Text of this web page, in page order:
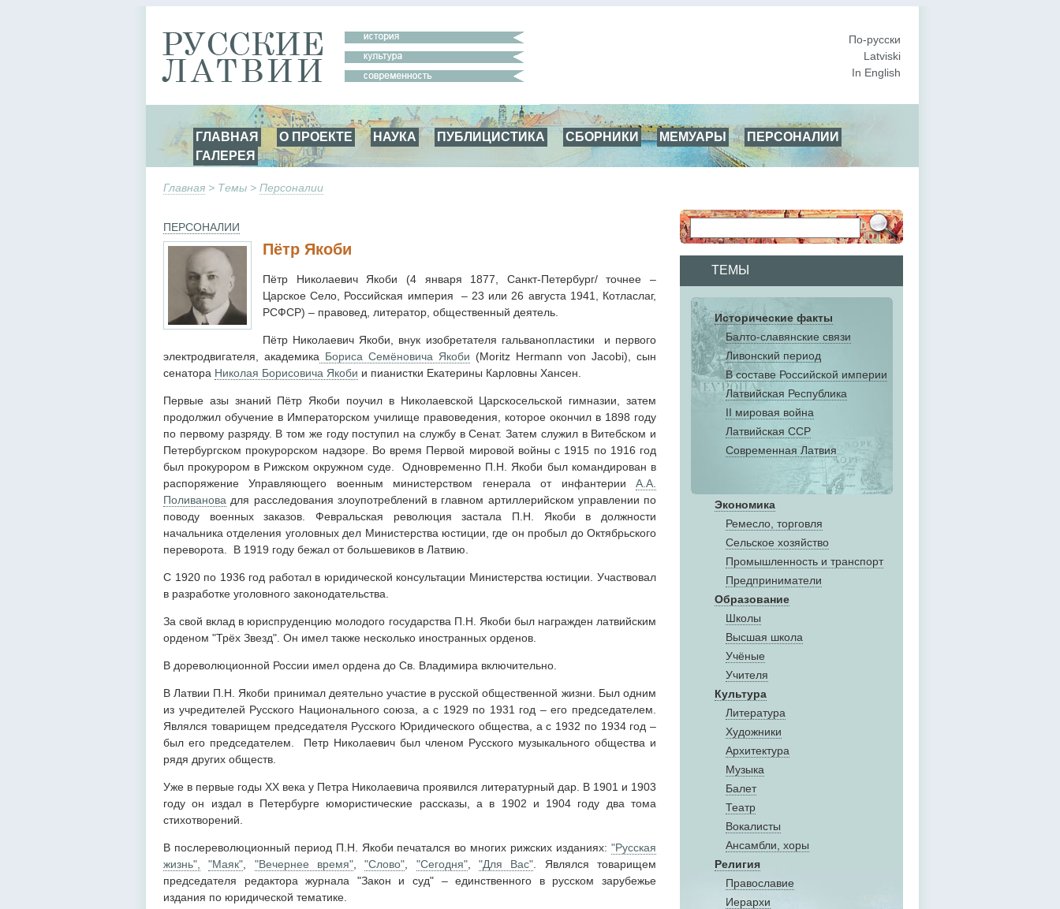
По-русски
Latviski
In English
ГЛАВНАЯ О ПРОЕКТЕ НАУКА ПУБЛИЦИСТИКА СБОРНИКИ МЕМУАРЫ
ПЕРСОНАЛИИ
ГАЛЕРЕЯ
Главная > Темы > Персоналии
ТЕМЫ
Исторические факты
Балто-славянские связи
Ливонский период
В составе Российской империи
Латвийская Республика
II мировая война
Латвийская ССР
Современная Латвия
Экономика
Ремесло, торговля
Сельское хозяйство
Промышленность и транспорт
Предприниматели
Образование
Школы
Высшая школа
Учёные
Учителя
Культура
Литература
Художники
Aрхитектура
Музыка
Балет
Театр
Вокалисты
Aнсамбли, хоры
Религия
Православие
Иерархи
ПЕРСОНАЛИИ
Пётр Якоби
Пётр Николаевич Якоби (4 января 1877, Санкт-Петербург/ точнее –
Царское Село, Российская империя – 23 или 26 августа 1941, Котласлаг,
РСФСР) – правовед, литератор, общественный деятель.
Пётр Николаевич Якоби, внук изобретателя гальванопластики и первого
электродвигателя, академика Бориса Семёновича Якоби (Moritz Hermann von Jacobi), сын
сенатора Николая Борисовича Якоби и пианистки Екатерины Карловны Хансен.
Первые азы знаний Пётр Якоби поучил в Николаевской Царскосельской гимназии, затем
продолжил обучение в Императорском училище правоведения, которое окончил в 1898 году
по первому разряду. В том же году поступил на службу в Сенат. Затем служил в Витебском и
Петербургском прокурорском надзоре. Во время Первой мировой войны с 1915 по 1916 год
был прокурором в Рижском окружном суде. Одновременно П.Н. Якоби был командирован в
распоряжение Управляющего военным министерством генерала от инфантерии А.А.
Поливанова для расследования злоупотреблений в главном артиллерийском управлении по
поводу военных заказов. Февральская революция застала П.Н. Якоби в должности
начальника отделения уголовных дел Министерства юстиции, где он пробыл до Октябрьского
переворота. В 1919 году бежал от большевиков в Латвию.
С 1920 по 1936 год работал в юридической консультации Министерства юстиции. Участвовал
в разработке уголовного законодательства.
За свой вклад в юриспруденцию молодого государства П.Н. Якоби был награжден латвийским
орденом "Трёх Звезд". Он имел также несколько иностранных орденов.
В дореволюционной России имел ордена до Св. Владимира включительно.
В Латвии П.Н. Якоби принимал деятельно участие в русской общественной жизни. Был одним
из учредителей Русского Национального союза, а с 1929 по 1931 год – его председателем.
Являлся товарищем председателя Русского Юридического общества, а с 1932 по 1934 год –
был его председателем. Петр Николаевич был членом Русского музыкального общества и
рядя других обществ.
Уже в первые годы ХХ века у Петра Николаевича проявился литературный дар. В 1901 и 1903
году он издал в Петербурге юмористические рассказы, а в 1902 и 1904 году два тома
стихотворений.
В послереволюционный период П.Н. Якоби печатался во многих рижских изданиях: "Русская
жизнь",
"Маяк" "Вечернее время" ,"Слово" "Сегодня","Для Вас" . Являлся товарищем
председателя редактора журнала "Закон и суд" – единственного в русском зарубежье
издания по юридической тематике.